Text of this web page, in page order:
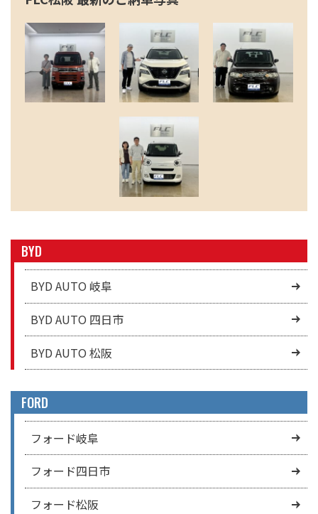
BYD
BYD AUTO 岐阜
BYD AUTO 四日市
BYD AUTO 松阪
FORD
フォード岐阜
フォード四日市
フォード松阪